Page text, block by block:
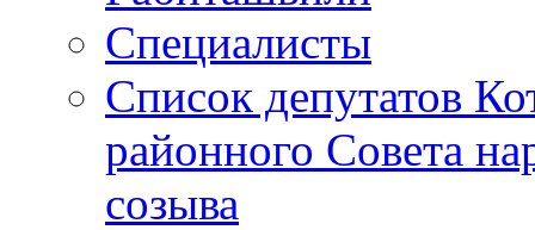
Специалисты
Список депутатов
районного Совета
созыва